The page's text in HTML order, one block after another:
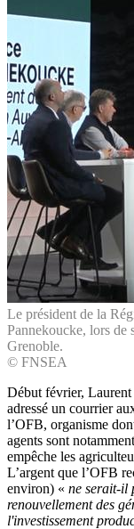
Le président de la
Pannekoucke, lors de
Grenoble.
© FNSEA
Début février,
adressé un courrier
l’OFB, organisme
agents sont
empêche les
L’argent que l’OFB
environ) « ne serait-il
renouvellement des
l'investissement